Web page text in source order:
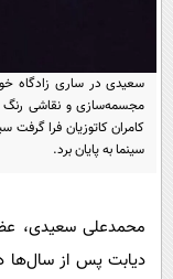
سعیدی در ساری زادگاه
مجسمه‌سازی و نقاشی رنگ
کامران کاتوزیان فرا
سینما به پایان برد.
محمدعلی سعیدی،